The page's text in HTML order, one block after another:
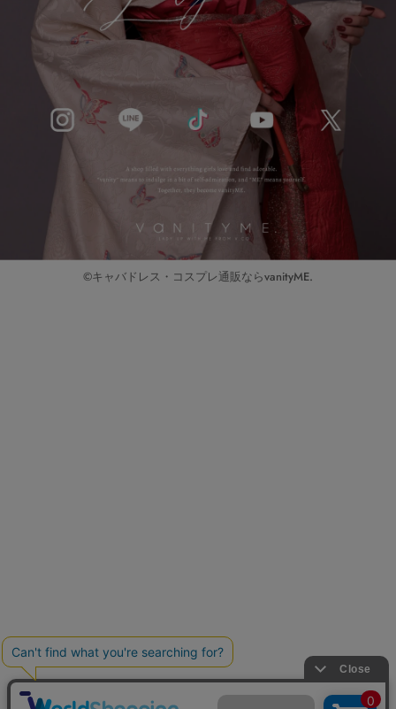
©キャバドレス・コスプレ通販ならvanityME.